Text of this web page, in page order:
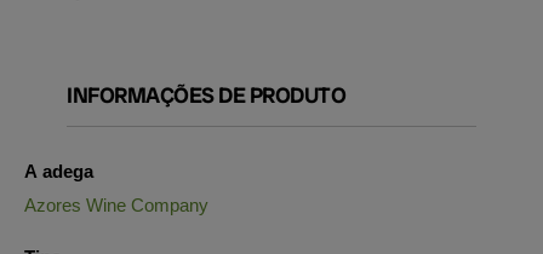
INFORMAÇÕES DE PRODUTO
A adega
Azores Wine Company